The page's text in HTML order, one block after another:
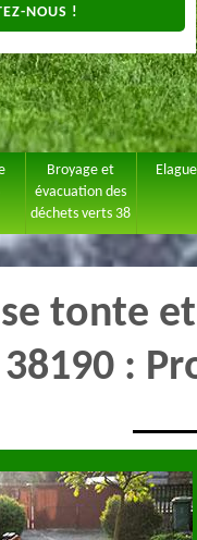
NOUS !
Broyage et
évacuation des
déchets verts 38
tonte
38190 :